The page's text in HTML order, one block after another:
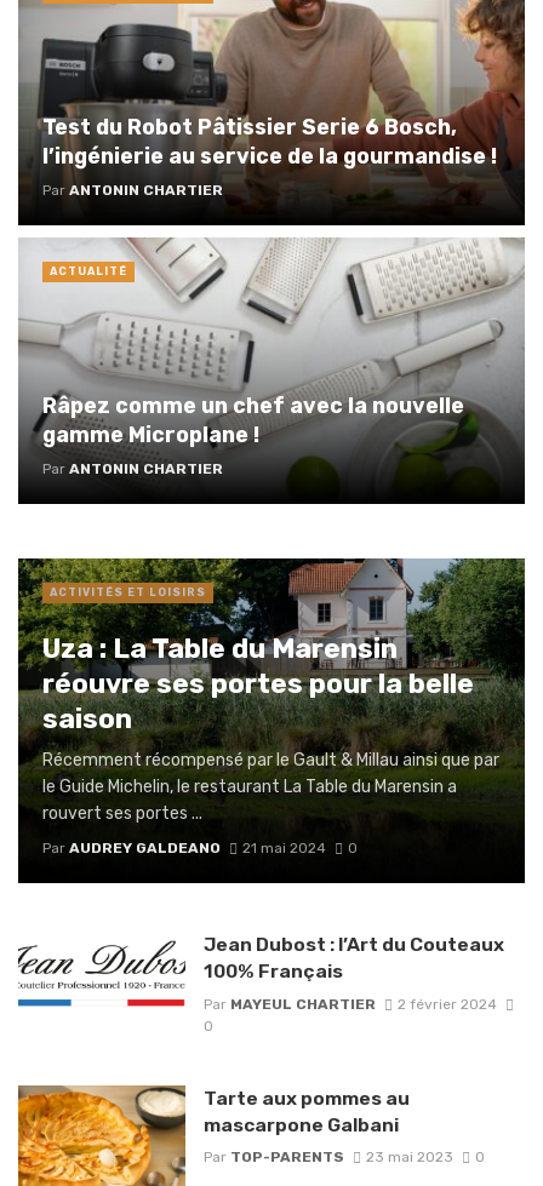
Test du Robot Pâtissier Serie 6 Bosch,
l’ingénierie au service de la gourmandise !
Par ANTONIN CHARTIER
Râpez comme un chef avec la nouvelle
gamme Microplane !
Par ANTONIN CHARTIER
ACTUALITÉ
Uza : La Table du Marensin
réouvre ses portes pour la belle
saison
Récemment récompensé par le Gault & Millau ainsi que par
le Guide Michelin, le restaurant La Table du Marensin a
rouvert ses portes ...
Par AUDREY GALDEANO 21 mai 2024 0
ACTIVITÉS ET LOISIRS
Jean Dubost : l’Art du Couteaux
100% Français
Par MAYEUL CHARTIER
2 février 2024
0
Tarte aux pommes au
mascarpone Galbani
Par TOP-PARENTS 23 mai 2023 0